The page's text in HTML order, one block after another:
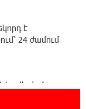
է
24 ժամում
շրջանցել է